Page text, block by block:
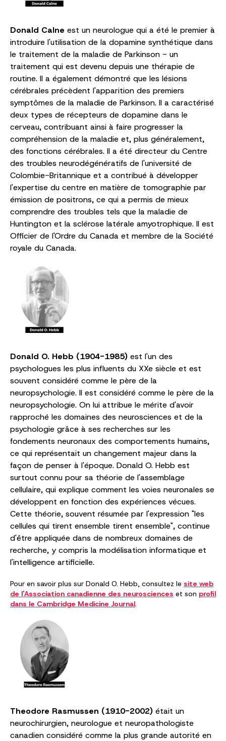
Donald Calne est un neurologue qui a été le premier à
introduire l'utilisation de la dopamine synthétique dans
le traitement de la maladie de Parkinson - un
traitement qui est devenu depuis une thérapie de
routine. Il a également démontré que les lésions
cérébrales précèdent l'apparition des premiers
symptômes de la maladie de Parkinson. Il a caractérisé
deux types de récepteurs de dopamine dans le
cerveau, contribuant ainsi à faire progresser la
compréhension de la maladie et, plus généralement,
des fonctions cérébrales. Il a été directeur du Centre
des troubles neurodégénératifs de l'université de
Colombie-Britannique et a contribué à développer
l'expertise du centre en matière de tomographie par
émission de positrons, ce qui a permis de mieux
comprendre des troubles tels que la maladie de
Huntington et la sclérose latérale amyotrophique. Il est
Officier de l'Ordre du Canada et membre de la Société
royale du Canada.
Donald O. Hebb (1904-1985) est l'un des
psychologues les plus influents du XXe siècle et est
souvent considéré comme le père de la
neuropsychologie. Il est considéré comme le père de la
neuropsychologie. On lui attribue le mérite d'avoir
rapproché les domaines des neurosciences et de la
psychologie grâce à ses recherches sur les
fondements neuronaux des comportements humains,
ce qui représentait un changement majeur dans la
façon de penser à l'époque. Donald O. Hebb est
surtout connu pour sa théorie de l'assemblage
cellulaire, qui explique comment les voies neuronales se
développent en fonction des expériences vécues.
Cette théorie, souvent résumée par l'expression "les
cellules qui tirent ensemble tirent ensemble", continue
d'être appliquée dans de nombreux domaines de
recherche, y compris la modélisation informatique et
l'intelligence artificielle.
Pour en savoir plus sur Donald O. Hebb, consultez le site web
de l'Association canadienne des neurosciences et son profil
dans le Cambridge Medicine Journal.
Theodore Rasmussen (1910-2002) était un
neurochirurgien, neurologue et neuropathologiste
canadien considéré comme la plus grande autorité en